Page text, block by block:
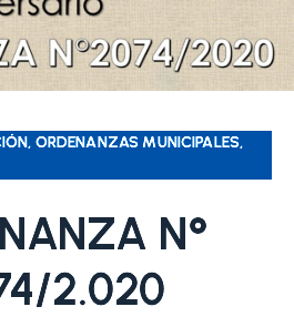
ORDENANZAS MUNICIPALES,
N°
2.020